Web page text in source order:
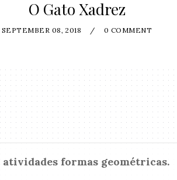
O Gato Xadrez
SEPTEMBER 08, 2018 / 0 COMMENT
atividades formas geométricas.